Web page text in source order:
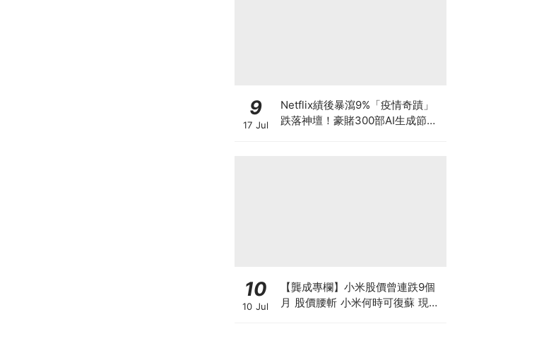
9
17 Jul
Netflix績後暴瀉9%「疫情奇蹟」
跌落神壇！豪賭300部AI生成節目
10
10 Jul
【龔成專欄】小米股價曾連跌9個
月 股價腰斬 小米何時可復蘇 現在